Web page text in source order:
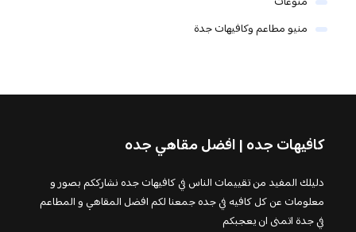
منيو مطاعم وكافيهات جدة
كافيهات جده | افضل مقاهي جده
دليلك المفيد من تقييمات الناس في كافيهات جده نشارككم بصور و
معلومات عن كل كافيه في جده جمعنا لكم افضل المقاهي و المطاعم
في جدة اتمنى ان يعجبكم